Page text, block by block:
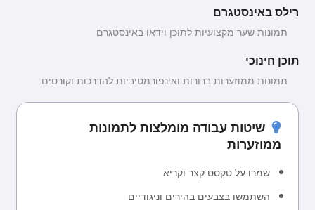
רילס באינסטגרם
תמונות שער מקצועיות לתוכן וידאו באינסטגרם
תוכן חינוכי
תמונות ממוזערות ברורות ואינפורמטיביות להדרכות וקורסים
שיטות עבודה מומלצות לתמונות
ממוזערות
שמרו על טקסט קצר וקריא
השתמשו בצבעים בהירים וניגודיים